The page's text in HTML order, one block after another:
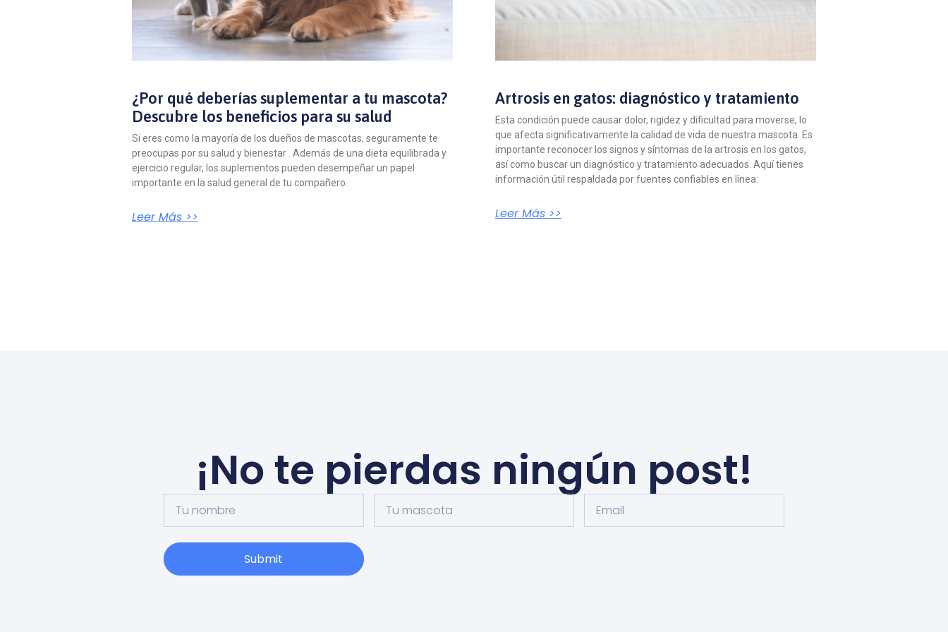
¿Por qué deberías suplementar a tu mascota?
Descubre los beneficios para su salud
Si eres como la mayoría de los dueños de mascotas, seguramente te
preocupas por su salud y bienestar . Además de una dieta equilibrada y
ejercicio regular, los suplementos pueden desempeñar un papel
importante en la salud general de tu compañero.
Leer Más >>
Artrosis en gatos: diagnóstico y tratamiento
Esta condición puede causar dolor, rigidez y dificultad para moverse, lo
que afecta significativamente la calidad de vida de nuestra mascota. Es
importante reconocer los signos y síntomas de la artrosis en los gatos,
así como buscar un diagnóstico y tratamiento adecuados. Aquí tienes
información útil respaldada por fuentes confiables en línea:
Leer Más >>
¡No te pierdas ningún post!
Submit